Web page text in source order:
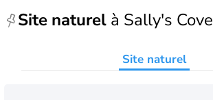
Site naturel à Sally's Cove
Site naturel